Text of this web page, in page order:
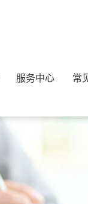
服务中心 常